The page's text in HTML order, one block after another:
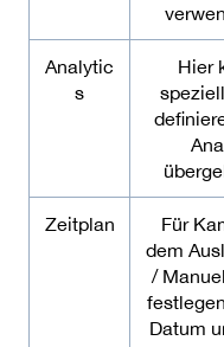
Analytic
s
Hier
Zeitplan
Für
dem
/
Datum